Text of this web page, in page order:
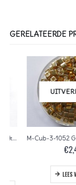
GERELATEERDE
2,48
LEES VERDER